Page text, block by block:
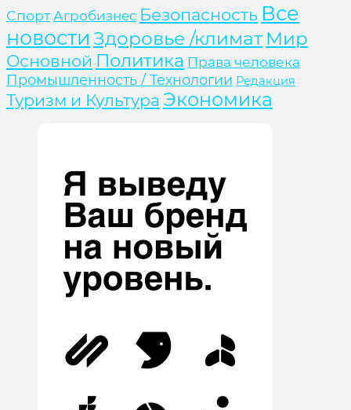
Cпорт Агробизнес Безопасность Все
новости Здоровье /климат Мир
Основной Политика Права человека
Промышленность / Технологии Редакция
Туризм и Культура Экономика